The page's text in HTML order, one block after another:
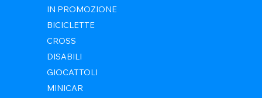
IN PROMOZIONE
BICICLETTE
CROSS
DISABILI
GIOCATTOLI
MINICAR